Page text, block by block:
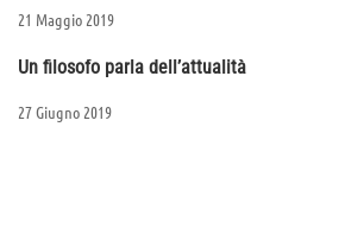
21 Maggio 2019
Un filosofo parla dell’attualità
27 Giugno 2019